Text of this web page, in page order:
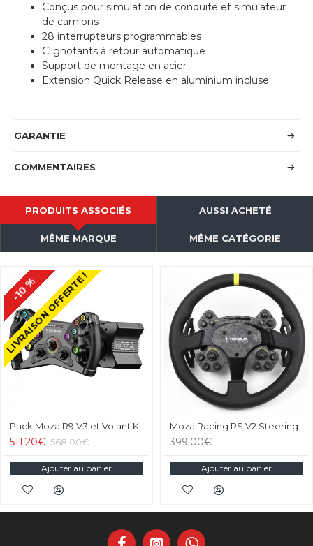
Conçus pour simulation de conduite et simulateur
de camions
28 interrupteurs programmables
Clignotants à retour automatique
Support de montage en acier
Extension Quick Release en aluminium incluse
GARANTIE
COMMENTAIRES
PRODUITS ASSOCIÉS AUSSI ACHETÉ
MÊME MARQUE MÊME CATÉGORIE
LIVRAISON OFFERTE !
-10 %
511.20€ 568.00€
Ajouter au panier
399.00€
Ajouter au panier